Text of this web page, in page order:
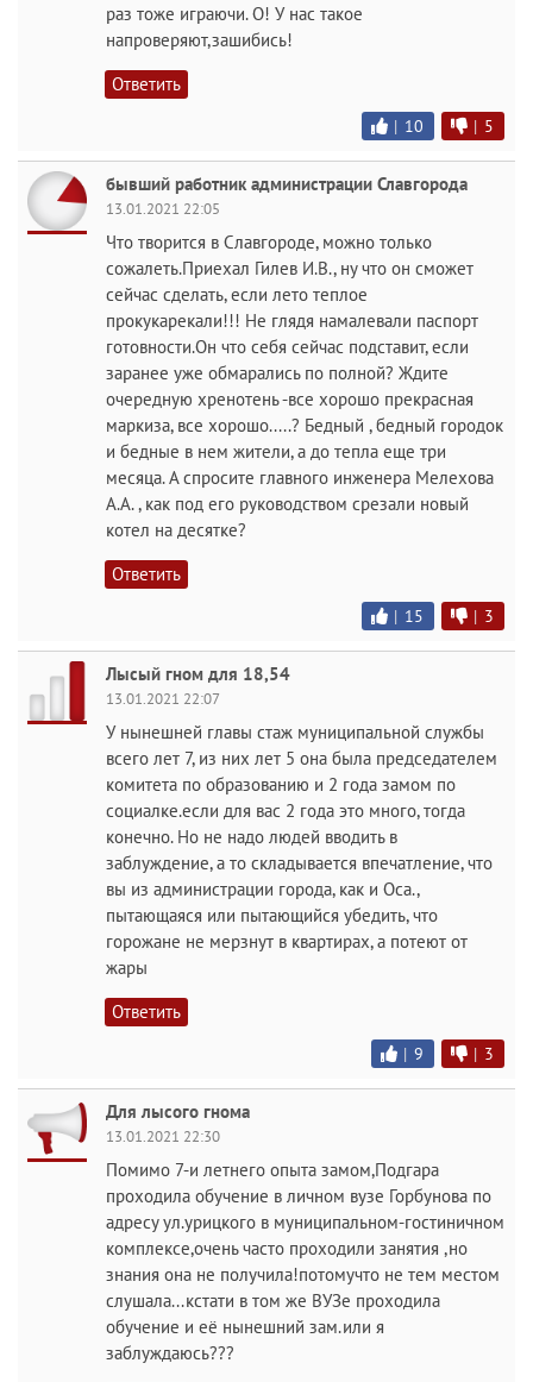
раз тоже играючи. О! У нас такое
напроверяют,зашибись!
Ответить
| 10 | 5
бывший работник администрации Славгорода
13.01.2021 22:05
Что творится в Славгороде, можно только
сожалеть.Приехал Гилев И.В., ну что он сможет
сейчас сделать, если лето теплое
прокукарекали!!! Не глядя намалевали паспорт
готовности.Он что себя сейчас подставит, если
заранее уже обмарались по полной? Ждите
очередную хренотень -все хорошо прекрасная
маркиза, все хорошо.....? Бедный , бедный городок
и бедные в нем жители, а до тепла еще три
месяца. А спросите главного инженера Мелехова
А.А. , как под его руководством срезали новый
котел на десятке?
Ответить
| 15 | 3
Лысый гном для 18,54
13.01.2021 22:07
У нынешней главы стаж муниципальной службы
всего лет 7, из них лет 5 она была председателем
комитета по образованию и 2 года замом по
социалке.если для вас 2 года это много, тогда
конечно. Но не надо людей вводить в
заблуждение, а то складывается впечатление, что
вы из администрации города, как и Оса.,
пытающаяся или пытающийся убедить, что
горожане не мерзнут в квартирах, а потеют от
жары
Ответить
| 9 | 3
Для лысого гнома
13.01.2021 22:30
Помимо 7-и летнего опыта замом,Подгара
проходила обучение в личном вузе Горбунова по
адресу ул.урицкого в муниципальном-гостиничном
комплексе,очень часто проходили занятия ,но
знания она не получила!потомучто не тем местом
слушала...кстати в том же ВУЗе проходила
обучение и её нынешний зам.или я
заблуждаюсь???